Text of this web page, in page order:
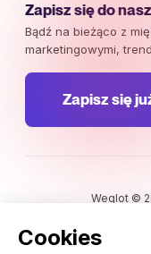
Cookies
Zapisz się do
Bądź na bieżąco z
marketingowymi,
Zapisz się
Weglot ©